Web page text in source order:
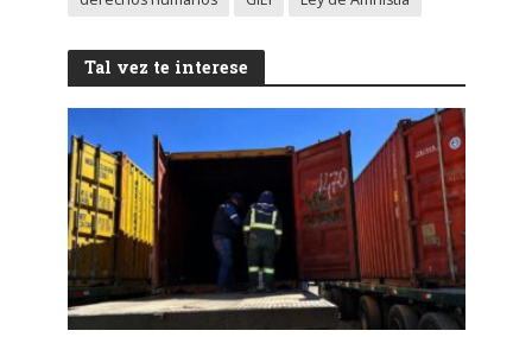
Tal vez te interese